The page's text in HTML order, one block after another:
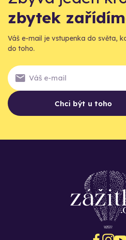
zbytek
Váš e-mail je vstupenka do světa,
do toho.
Chci být u toho